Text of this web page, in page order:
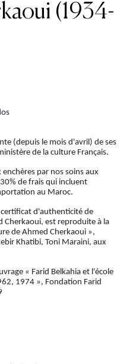
(1934-
(depuis le mois d'avril) de ses
de la culture Français.
par nos soins aux
de frais qui incluent
au Maroc.
d'authenticité de
Cherkaoui, est reproduite à la
de Ahmed Cherkaoui »,
Khatibi, Toni Maraini, aux
« Farid Belkahia et l'école
1974 », Fondation Farid